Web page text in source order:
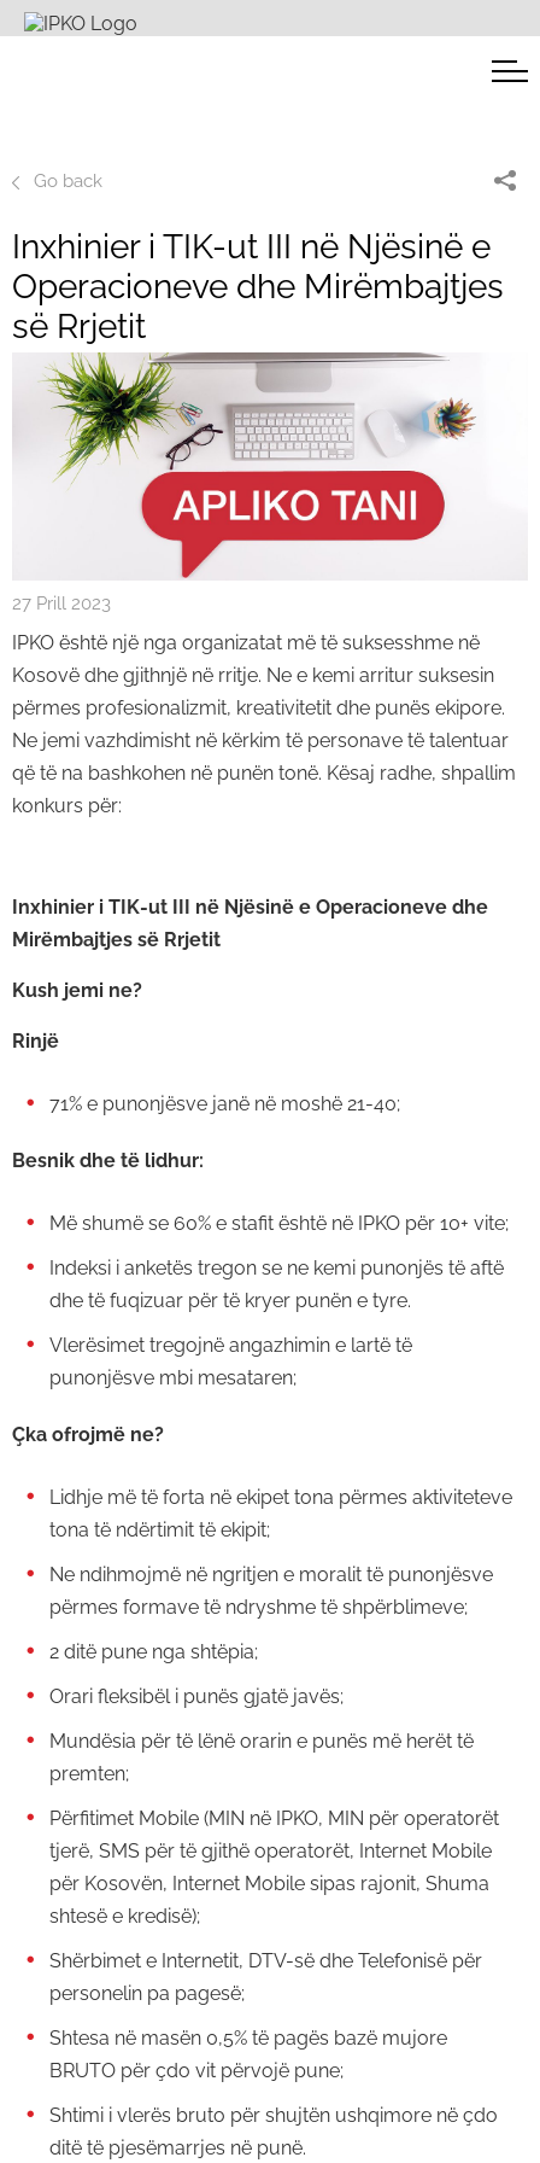
Go back
Inxhinier i TIK-ut III në Njësinë e
Operacioneve dhe Mirëmbajtjes
së Rrjetit
27 Prill 2023
IPKO është një nga organizatat më të suksesshme në
Kosovë dhe gjithnjë në rritje. Ne e kemi arritur suksesin
përmes profesionalizmit, kreativitetit dhe punës ekipore.
Ne jemi vazhdimisht në kërkim të personave të talentuar
që të na bashkohen në punën tonë. Kësaj radhe, shpallim
konkurs për:
Inxhinier i TIK-ut III në Njësinë e Operacioneve dhe
Mirëmbajtjes së Rrjetit
Kush jemi ne?
Rinjë
71% e punonjësve janë në moshë 21-40;
Besnik dhe të lidhur:
Më shumë se 60% e stafit është në IPKO për 10+ vite;
Indeksi i anketës tregon se ne kemi punonjës të aftë
dhe të fuqizuar për të kryer punën e tyre.
Vlerësimet tregojnë angazhimin e lartë të
punonjësve mbi mesataren;
Çka ofrojmë ne?
Lidhje më të forta në ekipet tona përmes aktiviteteve
tona të ndërtimit të ekipit;
Ne ndihmojmë në ngritjen e moralit të punonjësve
përmes formave të ndryshme të shpërblimeve;
2 ditë pune nga shtëpia;
Orari fleksibël i punës gjatë javës;
Mundësia për të lënë orarin e punës më herët të
premten;
Përfitimet Mobile (MIN në IPKO, MIN për operatorët
tjerë, SMS për të gjithë operatorët, Internet Mobile
për Kosovën, Internet Mobile sipas rajonit, Shuma
shtesë e kredisë);
Shërbimet e Internetit, DTV-së dhe Telefonisë për
personelin pa pagesë;
Shtesa në masën 0,5% të pagës bazë mujore
BRUTO për çdo vit përvojë pune;
Shtimi i vlerës bruto për shujtën ushqimore në çdo
ditë të pjesëmarrjes në punë.